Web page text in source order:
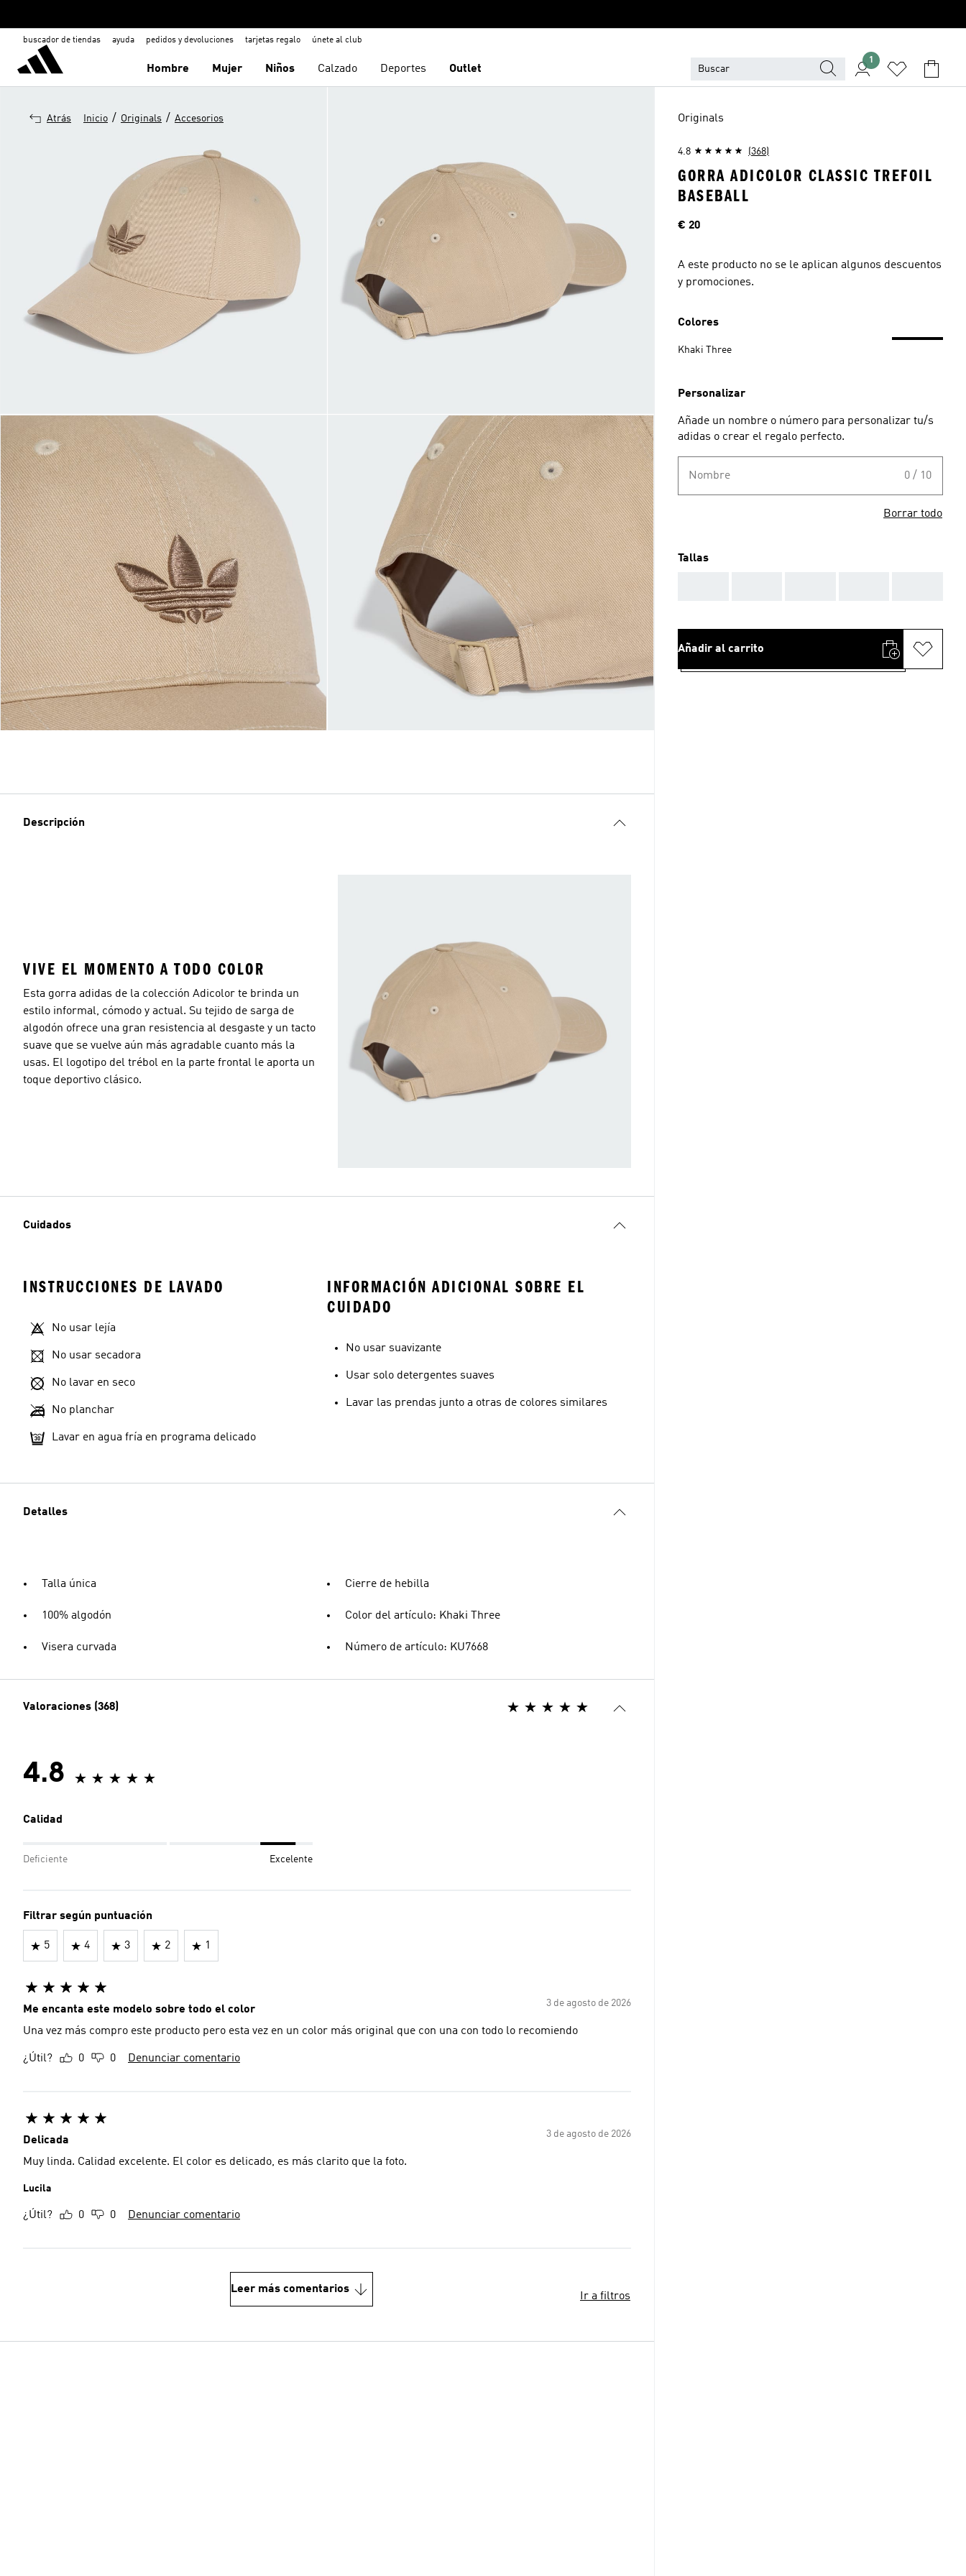
buscador de tiendas ayuda pedidos y devoluciones tarjetas regalo únete al club
Hombre Mujer Niños Calzado Deportes Outlet
1
Atrás Inicio / Originals / Accesorios
Descripción
VIVE EL MOMENTO A TODO COLOR
Esta gorra adidas de la colección Adicolor te brinda un
estilo informal, cómodo y actual. Su tejido de sarga de
algodón ofrece una gran resistencia al desgaste y un tacto
suave que se vuelve aún más agradable cuanto más la
usas. El logotipo del trébol en la parte frontal le aporta un
toque deportivo clásico.
Cuidados
INSTRUCCIONES DE LAVADO
No usar lejía
No usar secadora
No lavar en seco
No planchar
Lavar en agua fría en programa delicado
INFORMACIÓN ADICIONAL SOBRE EL
CUIDADO
No usar suavizante
Usar solo detergentes suaves
Lavar las prendas junto a otras de colores similares
Detalles
Talla única
100% algodón
Visera curvada
Cierre de hebilla
Color del artículo: Khaki Three
Número de artículo: KU7668
Valoraciones (368)
4.8
Calidad
Deficiente Excelente
Filtrar según puntuación
5 4 3 2 1
3 de agosto de 2026
Me encanta este modelo sobre todo el color
Una vez más compro este producto pero esta vez en un color más original que con una con todo lo recomiendo
¿Útil? 0 0 Denunciar comentario
3 de agosto de 2026
Delicada
Muy linda. Calidad excelente. El color es delicado, es más clarito que la foto.
Lucila
¿Útil? 0 0 Denunciar comentario
Leer más comentarios
Ir a filtros
Originals
4.8 (368)
GORRA ADICOLOR CLASSIC TREFOIL
BASEBALL
Precio
€ 20
A este producto no se le aplican algunos descuentos
y promociones.
Colores
Khaki Three
Personalizar
Añade un nombre o número para personalizar tu/s
adidas o crear el regalo perfecto.
Nombre 0 / 10
Borrar todo
Tallas
Añadir al carrito